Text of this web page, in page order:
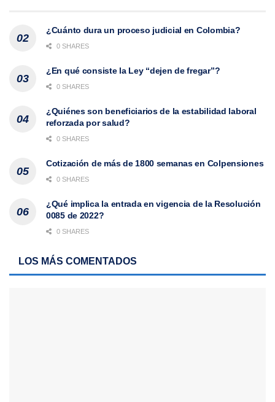
¿Cuánto dura un proceso judicial en Colombia?
0 SHARES
¿En qué consiste la Ley “dejen de fregar”?
0 SHARES
¿Quiénes son beneficiarios de la estabilidad laboral
reforzada por salud?
0 SHARES
Cotización de más de 1800 semanas en Colpensiones
0 SHARES
¿Qué implica la entrada en vigencia de la Resolución
0085 de 2022?
0 SHARES
LOS MÁS COMENTADOS